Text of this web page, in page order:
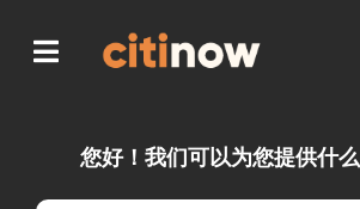
content
您好！我们可以为您提供什么